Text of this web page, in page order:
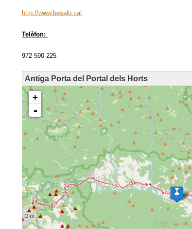
http://www.besalu.cat
Telèfon:
972 590 225
Antiga Porta del Portal dels Horts
loading map - please wait...
+
-